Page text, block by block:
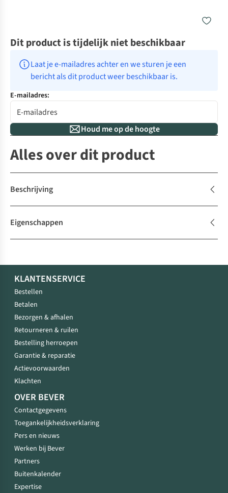
Dit product is tijdelijk niet beschikbaar
Laat je e-mailadres achter en we sturen je een
bericht als dit product weer beschikbaar is.
E-mailadres:
Houd me op de hoogte
Alles over dit product
Beschrijving
Eigenschappen
KLANTENSERVICE
Bestellen
Betalen
Bezorgen & afhalen
Retourneren & ruilen
Bestelling herroepen
Garantie & reparatie
Actievoorwaarden
Klachten
OVER BEVER
Contactgegevens
Toegankelijkheidsverklaring
Pers en nieuws
Werken bij Bever
Partners
Buitenkalender
Expertise